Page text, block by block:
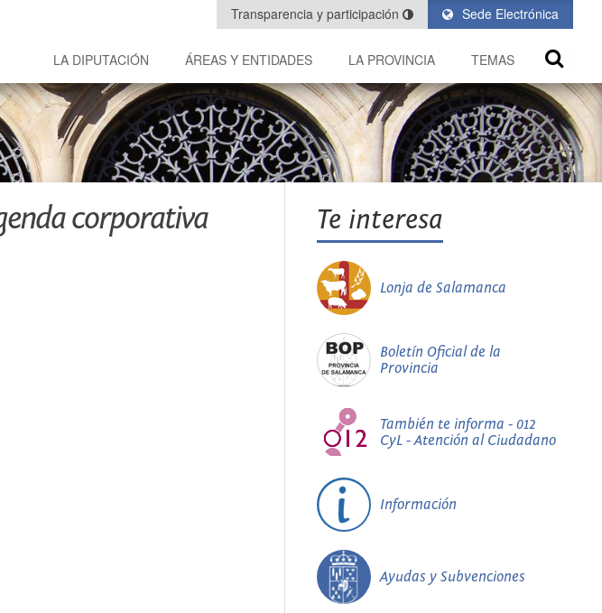
Sede Electrónica
Transparencia y participación
LA DIPUTACIÓN ÁREAS Y ENTIDADES LA PROVINCIA TEMAS
corporativa Te interesa
Lonja de Salamanca
Boletín Oficial de la
Provincia
También te informa - 012
CyL - Atención al Ciudadano
Información
Ayudas y Subvenciones